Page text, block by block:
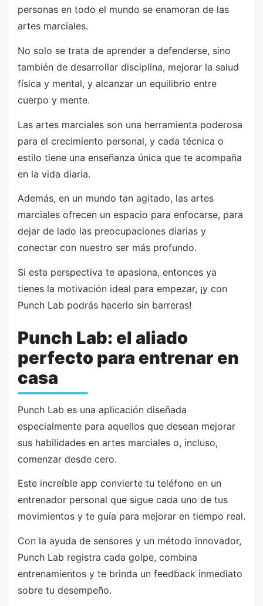
personas en todo el mundo se enamoran de las
artes marciales.
No solo se trata de aprender a defenderse, sino
también de desarrollar disciplina, mejorar la salud
física y mental, y alcanzar un equilibrio entre
cuerpo y mente.
Las artes marciales son una herramienta poderosa
para el crecimiento personal, y cada técnica o
estilo tiene una enseñanza única que te acompaña
en la vida diaria.
Además, en un mundo tan agitado, las artes
marciales ofrecen un espacio para enfocarse, para
dejar de lado las preocupaciones diarias y
conectar con nuestro ser más profundo.
Si esta perspectiva te apasiona, entonces ya
tienes la motivación ideal para empezar, ¡y con
Punch Lab podrás hacerlo sin barreras!
Punch Lab: el aliado
perfecto para entrenar en
casa
Punch Lab es una aplicación diseñada
especialmente para aquellos que desean mejorar
sus habilidades en artes marciales o, incluso,
comenzar desde cero.
Este increíble app convierte tu teléfono en un
entrenador personal que sigue cada uno de tus
movimientos y te guía para mejorar en tiempo real.
Con la ayuda de sensores y un método innovador,
Punch Lab registra cada golpe, combina
entrenamientos y te brinda un feedback inmediato
sobre tu desempeño.